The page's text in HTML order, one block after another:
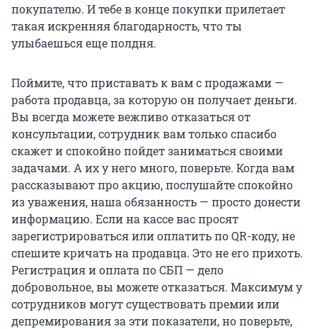
покупателю. И тебе в конце покупки прилетает
такая искренняя благодарность, что ты
улыбаешься еще полдня.
Поймите, что приставать к вам с продажами —
работа продавца, за которую он получает деньги.
Вы всегда можете вежливо отказаться от
консультации, сотрудник вам только спасибо
скажет и спокойно пойдет заниматься своими
задачами. А их у него много, поверьте. Когда вам
рассказывают про акцию, послушайте спокойно
из уважения, наша обязанность — просто донести
информацию. Если на кассе вас просят
зарегистрироваться или оплатить по QR-коду, не
спешите кричать на продавца. Это не его прихоть.
Регистрация и оплата по СБП — дело
добровольное, вы можете отказаться. Максимум у
сотрудников могут существовать премии или
депремирования за эти показатели, но поверьте,